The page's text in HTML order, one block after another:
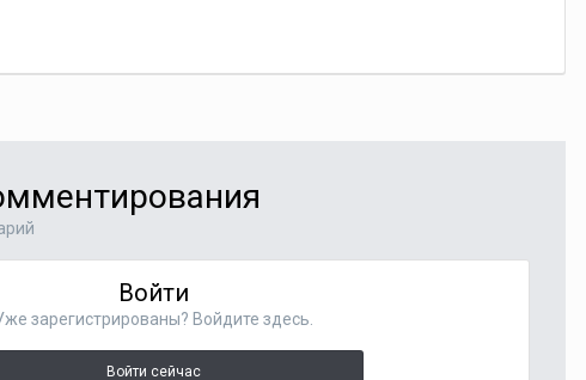
Войти
зарегистрированы? Войдите здесь.
Войти сейчас